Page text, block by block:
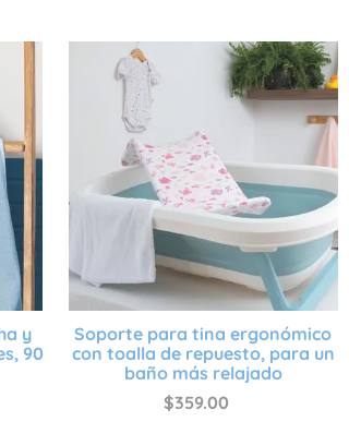
y
90
Soporte para tina ergonómico
con toalla de repuesto, para un
baño más relajado
$359.00